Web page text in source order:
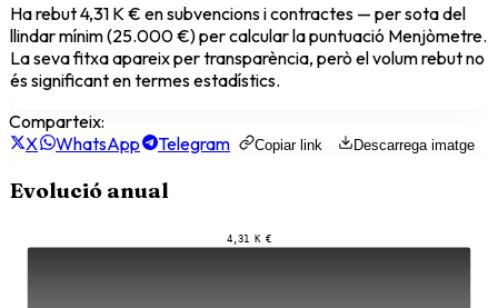
Ha rebut4,31 K € en subvencions i contractes — per sota del
llindar mínim (25.000 €) per calcular la puntuació Menjòmetre.
La seva fitxa apareix per transparència, però el volum rebut no
és significant en termes estadístics.
Comparteix:
X
WhatsApp Telegram Copiar link Descarrega imatge
Evolució anual
4,31 K €